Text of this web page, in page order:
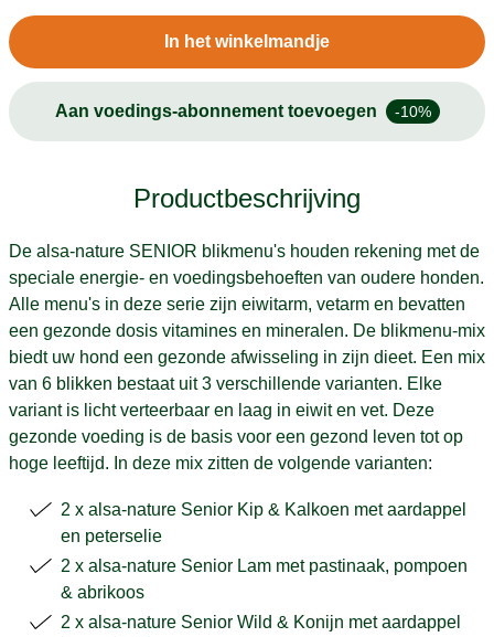
In het winkelmandje
Aan voedings-abonnement toevoegen -10%
Productbeschrijving
De alsa-nature SENIOR blikmenu's houden rekening met de
speciale energie- en voedingsbehoeften van oudere honden.
Alle menu's in deze serie zijn eiwitarm, vetarm en bevatten
een gezonde dosis vitamines en mineralen. De blikmenu-mix
biedt uw hond een gezonde afwisseling in zijn dieet. Een mix
van 6 blikken bestaat uit 3 verschillende varianten. Elke
variant is licht verteerbaar en laag in eiwit en vet. Deze
gezonde voeding is de basis voor een gezond leven tot op
hoge leeftijd. In deze mix zitten de volgende varianten:
2 x alsa-nature Senior Kip & Kalkoen met aardappel
en peterselie
2 x alsa-nature Senior Lam met pastinaak, pompoen
& abrikoos
2 x alsa-nature Senior Wild & Konijn met aardappel